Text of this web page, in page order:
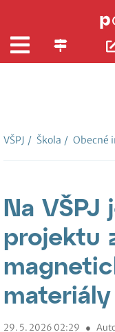
VŠPJ / Škola / Obecné
Na
projektu
29. 5. 2026 02:29 ●